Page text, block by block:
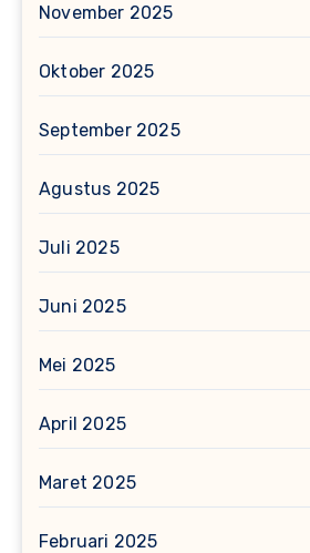
November 2025
Oktober 2025
September 2025
Agustus 2025
Juli 2025
Juni 2025
Mei 2025
April 2025
Maret 2025
Februari 2025